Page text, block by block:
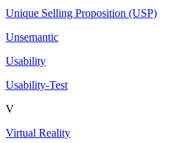
Unique Selling Proposition (USP)
Unsemantic
Usability
Usability-Test
V
Virtual Reality